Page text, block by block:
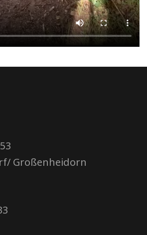
Großenheidorn